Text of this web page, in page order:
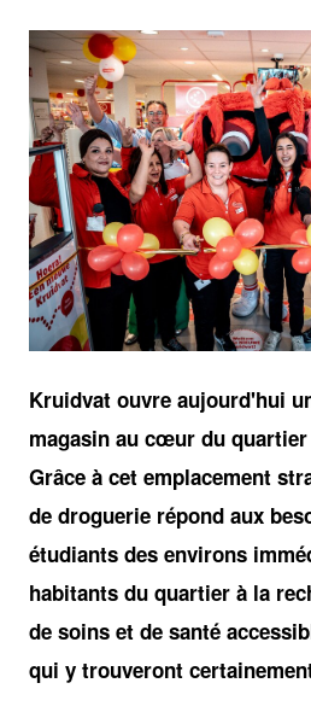
JPG
Kruidvat ouvre aujourd'hui
magasin au cœur du
Grâce à cet emplacement
de droguerie répond aux
étudiants des environs
habitants du quartier à la
de soins et de santé
qui y trouveront